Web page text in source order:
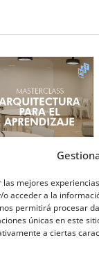
las mejores
acceder a la
permitirá procesar
únicas en este
a ciertas
PARA
APRENDIZAJE